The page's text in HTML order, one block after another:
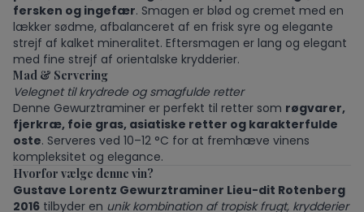
fersken og ingefær. Smagen er blød og cremet med en
lækker sødme, afbalanceret af en frisk syre og elegante
strejf af kalket mineralitet. Eftersmagen er lang og elegant
med fine strejf af orientalske krydderier.
Mad & Servering
Velegnet til krydrede og smagfulde retter
Denne Gewurztraminer er perfekt til retter som røgvarer,
fjerkræ, foie gras, asiatiske retter og karakterfulde
oste. Serveres ved 10–12 °C for at fremhæve vinens
kompleksitet og elegance.
Hvorfor vælge denne vin?
Gustave Lorentz Gewurztraminer Lieu-dit Rotenberg
2016 tilbyder en unik kombination af tropisk frugt, krydderier